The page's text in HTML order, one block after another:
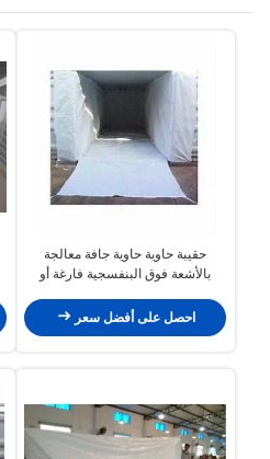
حقيبة حاوية حاوية جافة معالجة
بالأشعة فوق البنفسجية فارغة أو
احصل على أفضل سعر